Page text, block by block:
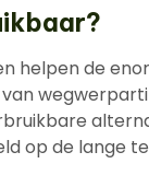
helpen de
op de lange